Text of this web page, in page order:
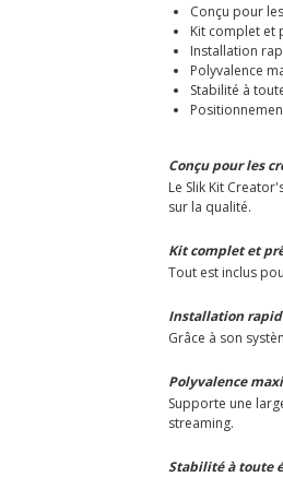
Conçu pour
Kit complet et
Installation
Polyvalence
Stabilité à
Conçu pour les
Le Slik Kit
sur la qualité.
Kit complet et
Tout est inclus
Installation
Grâce à son
Polyvalence
Supporte une
streaming.
Stabilité à toute